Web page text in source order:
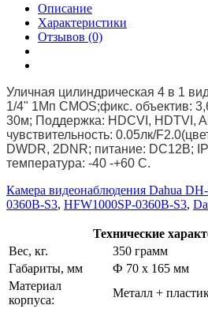
Описание
Характеристики
Отзывов (0)
Уличная цилиндрическая 4 в 1
1/4" 1Mп CMOS;фикс. объектив:
30м; Поддержка: HDCVI, HDTVI,
чувствительность: 0.05лк/
DWDR, 2DNR; питание: DC12В;
температура: -40 -+60 С.
Камера видеонаблюдения Dahua
0360B-S3, HFW1000SP-0360B-S3,
Технические
Вес, кг.
350 грамм
Габариты, мм
Ф 70 х 165 мм
Материал
корпуса:
Металл +